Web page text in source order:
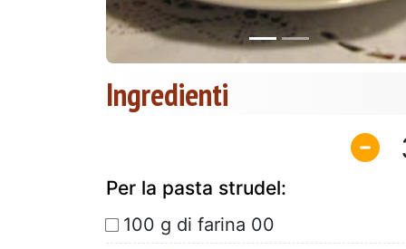
Ingredienti
Per la pasta strudel:
100 g di farina 00